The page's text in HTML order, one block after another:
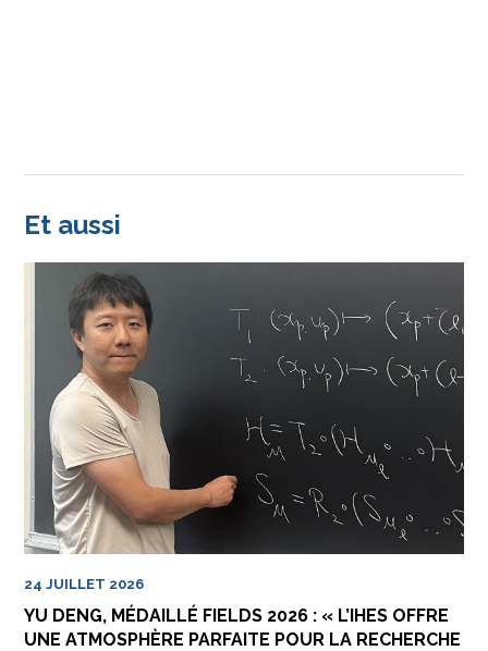
Et aussi
24 JUILLET 2026
YU DENG, MÉDAILLÉ FIELDS 2026 : « L’IHES OFFRE
UNE ATMOSPHÈRE PARFAITE POUR LA RECHERCHE